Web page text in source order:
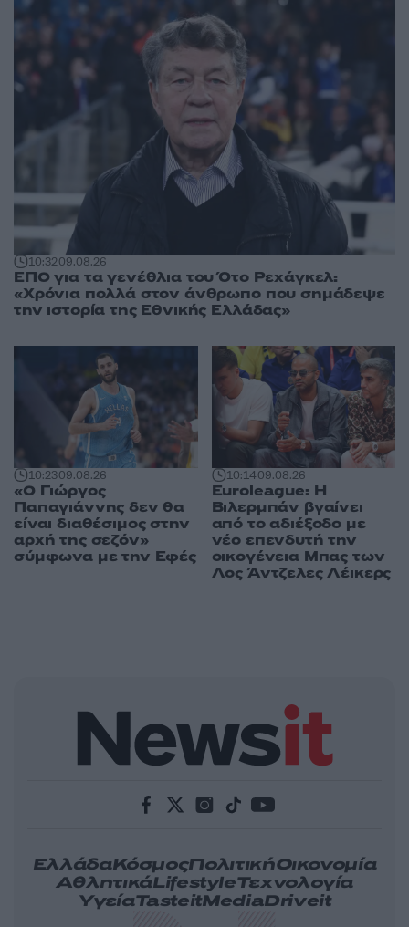
10:3209.08.26
ΕΠΟ για τα γενέθλια του Ότο Ρεχάγκελ:
«Χρόνια πολλά στον άνθρωπο που σημάδεψε
την ιστορία της Εθνικής Ελλάδας»
10:2309.08.26
«Ο Γιώργος
Παπαγιάννης δεν θα
είναι διαθέσιμος στην
αρχή της σεζόν»
σύμφωνα με την Εφές
10:1409.08.26
Euroleague: Η
Βιλερμπάν βγαίνει
από το αδιέξοδο με
νέο επενδυτή την
οικογένεια Μπας των
Λος Άντζελες Λέικερς
ΕλλάδαΚόσμοςΠολιτικήΟικονομία
ΑθλητικάLifestyleΤεχνολογία
ΥγείαTasteitMediaDriveit